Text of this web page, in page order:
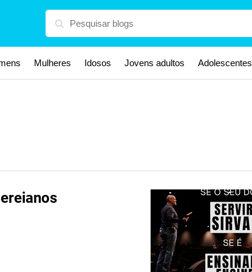
Mulheres Idosos Jovens adultos Adolescentes